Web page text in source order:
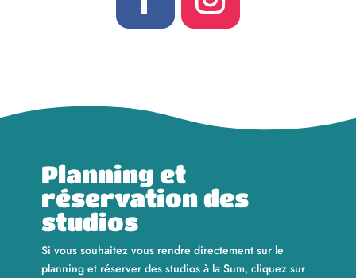
Planning et
réservation des
studios
Si vous souhaitez vous rendre directement sur le
planning et réserver des studios à la Sum, cliquez sur